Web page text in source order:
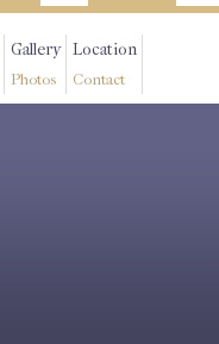
Gallery
Photos
Location
Contact